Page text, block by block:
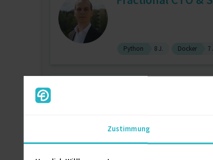
Zustimmung
Python 8 J. Docker 7